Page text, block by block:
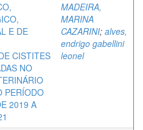
E DE
CISTITES
NO
PERÍODO
2019 A
MADEIRA,
MARINA
CAZARINI; alves,
endrigo gabellini
leonel